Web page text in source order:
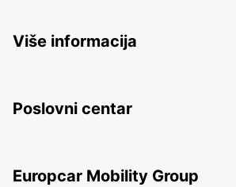
Više informacija
Poslovni centar
Europcar Mobility Group